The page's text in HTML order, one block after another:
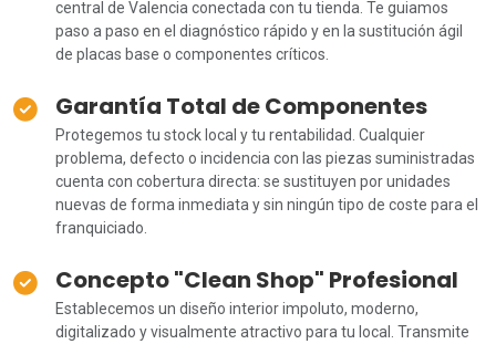
central de Valencia conectada con tu tienda. Te guiamos
paso a paso en el diagnóstico rápido y en la sustitución ágil
de placas base o componentes críticos.
Garantía Total de Componentes
Protegemos tu stock local y tu rentabilidad. Cualquier
problema, defecto o incidencia con las piezas suministradas
cuenta con cobertura directa: se sustituyen por unidades
nuevas de forma inmediata y sin ningún tipo de coste para el
franquiciado.
Concepto "Clean Shop" Profesional
Establecemos un diseño interior impoluto, moderno,
digitalizado y visualmente atractivo para tu local. Transmite